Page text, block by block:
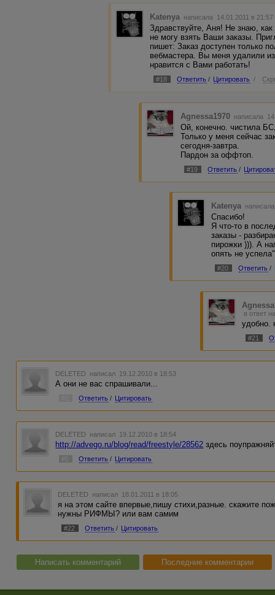
Katenya написала 14.01.2011 в
Здравствуйте, Аня! Не знаю,
не могу взять Ваши заказы.
пишет: Заказ доступен только
вебмастера. Вы меня удалили
нравится с Вами работать!
#18 Ответить / Цитировать /
Agnessa1970 написала
Ой, конечно. чистила
Только у меня сейчас
сегодня-завтра.
Пардон за оффтоп.
#19 Ответить /
Katenya
Спасибо!
Я что-то в
заказы -
пирожки ))). А
опять не
#20 Ответить /
в ответ
удобно.
#21
DELETED написал 19.12.2010 в 18:53
А они не вас спрашивали...
Ответить / Цитировать
DELETED написал 19.12.2010 в 18:54
http://advego.ru/blog/read/freestyle/28562 здесь
Ответить / Цитировать
DELETED написал 18.01.2011 в 18:05
я на этом сайте впервые,пишу стихи,разные. скажите
нужны РИФМЫ? или вам самим
#22 Ответить / Цитировать
Написать комментарий Последние комментарии